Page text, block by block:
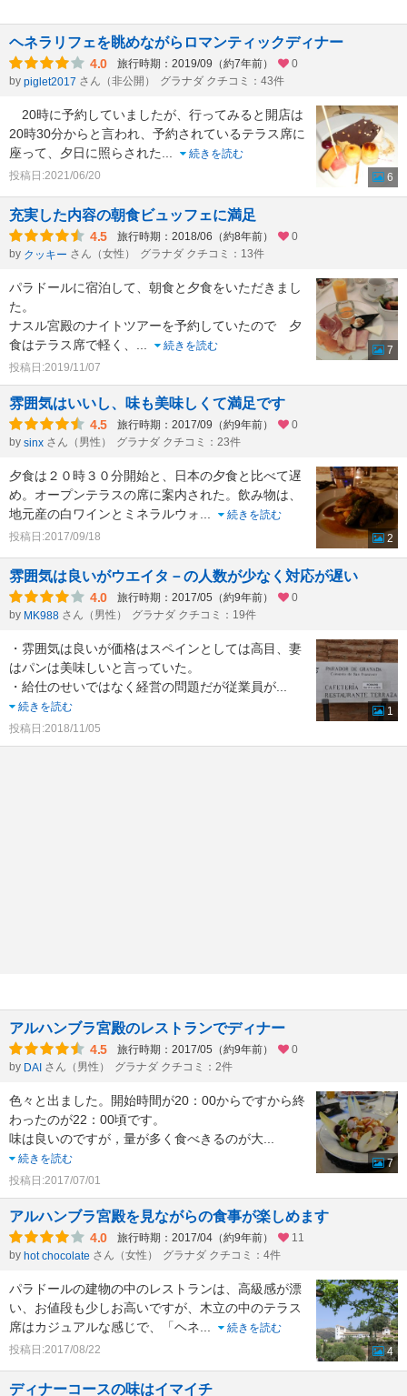
ヘネラリフェを眺めながらロマンティックディナー
4.0 旅行時期：2019/09（約7年前）
0
by piglet2017 さん（非公開） グラナダ クチコミ：43件
20時に予約していましたが、行ってみると開店は
20時30分からと言われ、予約されているテラス席に
座って、夕日に照らされた...
続きを読む
投稿日:2021/06/20
6
充実した内容の朝食ビュッフェに満足
4.5 旅行時期：2018/06（約8年前）
0
by クッキー さん（女性） グラナダ クチコミ：13件
パラドールに宿泊して、朝食と夕食をいただきまし
た。
ナスル宮殿のナイトツアーを予約していたので 夕
食はテラス席で軽く、 ...
続きを読む
投稿日:2019/11/07
7
雰囲気はいいし、味も美味しくて満足です
4.5 旅行時期：2017/09（約9年前）
0
by sinx さん（男性） グラナダ クチコミ：23件
夕食は２０時３０分開始と、日本の夕食と比べて遅
め。オープンテラスの席に案内された。飲み物は、
地元産の白ワインとミネラルウォ...
続きを読む
投稿日:2017/09/18
2
雰囲気は良いがウエイタ－の人数が少なく対応が遅い
4.0 旅行時期：2017/05（約9年前）
0
by MK988 さん（男性） グラナダ クチコミ：19件
・雰囲気は良いが価格はスペインとしては高目、妻
はパンは美味しいと言っていた。
・給仕のせいではなく経営の問題だが従業員が...
続きを読む
投稿日:2018/11/05
1
アルハンブラ宮殿のレストランでディナー
4.5 旅行時期：2017/05（約9年前）
0
by DAI さん（男性） グラナダ クチコミ：2件
色々と出ました。開始時間が20：00からですから終
わったのが22：00頃です。
味は良いのですが，量が多く食べきるのが大...
続きを読む
投稿日:2017/07/01
7
アルハンブラ宮殿を見ながらの食事が楽しめます
4.0 旅行時期：2017/04（約9年前）
11
by hot chocolate さん（女性） グラナダ クチコミ：4件
パラドールの建物の中のレストランは、高級感が漂
い、お値段も少しお高いですが、木立の中のテラス
席はカジュアルな感じで、「ヘネ...
続きを読む
投稿日:2017/08/22
4
ディナーコースの味はイマイチ